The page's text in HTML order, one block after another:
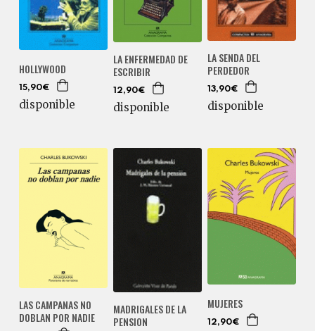
HOLLYWOOD
15,90€
disponible
LA ENFERMEDAD DE
ESCRIBIR
12,90€
disponible
LA SENDA DEL
PERDEDOR
13,90€
disponible
LAS CAMPANAS NO
DOBLAN POR NADIE
MADRIGALES DE LA
PENSION
MUJERES
12,90€